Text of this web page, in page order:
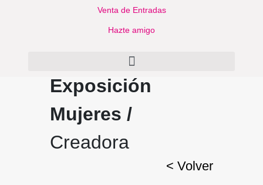
Venta de Entradas
Hazte amigo
Exposición
Mujeres /
Creadora
< Volver